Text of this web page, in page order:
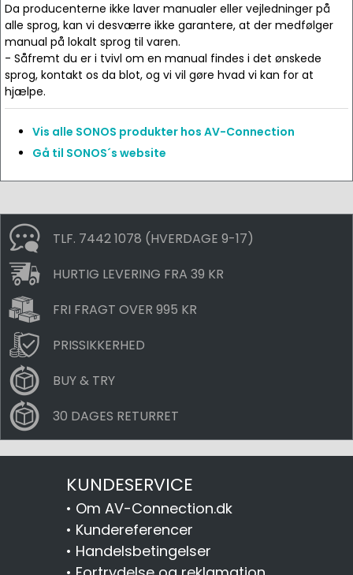
Da producenterne ikke laver manualer eller vejledninger på
alle sprog, kan vi desværre ikke garantere, at der medfølger
manual på lokalt sprog til varen.
- Såfremt du er i tvivl om en manual findes i det ønskede
sprog, kontakt os da blot, og vi vil gøre hvad vi kan for at
hjælpe.
Vis alle SONOS produkter hos AV-Connection
Gå til SONOS´s website
TLF. 7442 1078 (HVERDAGE 9-17)
HURTIG LEVERING FRA 39 KR
FRI FRAGT OVER 995 KR
PRISSIKKERHED
BUY & TRY
30 DAGES RETURRET
KUNDESERVICE
• Om AV-Connection.dk
• Kundereferencer
• Handelsbetingelser